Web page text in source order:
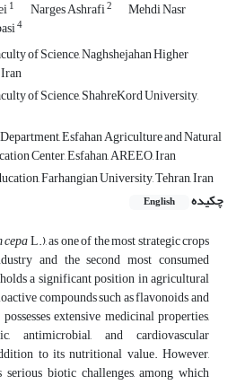
1 Narges Ashrafi2 Mehdi Nasr
4
of Science, Naghshejahan Higher
of Science, ShahreKord University,
Esfahan Agriculture and Natural
Center, Esfahan, AREEO, Iran
Farhangian University, Tehran, Iran
چکیده
English
L.), as one of the most strategic crops
and the second most consumed
a significant position in agricultural
compounds such as flavonoids and
extensive medicinal properties,
antimicrobial, and cardiovascular
to its nutritional value. However,
biotic challenges, among which